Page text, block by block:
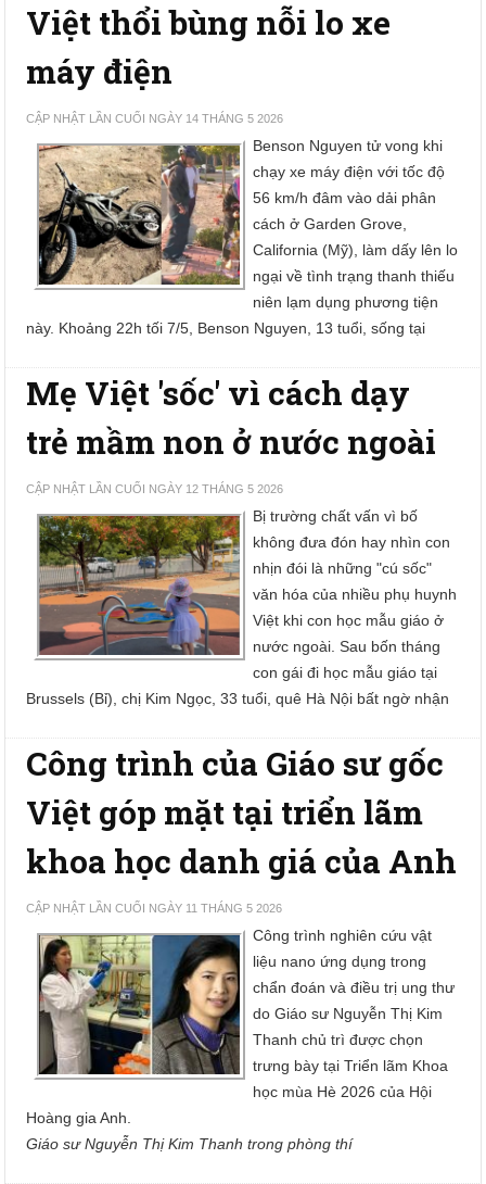
Việt thổi bùng nỗi lo xe
máy điện
CẬP NHẬT LẦN CUỐI NGÀY 14 THÁNG 5 2026
Benson Nguyen tử vong khi
chạy xe máy điện với tốc độ
56 km/h đâm vào dải phân
cách ở Garden Grove,
California (Mỹ), làm dấy lên lo
ngại về tình trạng thanh thiếu
niên lạm dụng phương tiện
này. Khoảng 22h tối 7/5, Benson Nguyen, 13 tuổi, sống tại
Mẹ Việt 'sốc' vì cách dạy
trẻ mầm non ở nước ngoài
CẬP NHẬT LẦN CUỐI NGÀY 12 THÁNG 5 2026
Bị trường chất vấn vì bố
không đưa đón hay nhìn con
nhịn đói là những "cú sốc"
văn hóa của nhiều phụ huynh
Việt khi con học mẫu giáo ở
nước ngoài. Sau bốn tháng
con gái đi học mẫu giáo tại
Brussels (Bỉ), chị Kim Ngọc, 33 tuổi, quê Hà Nội bất ngờ nhận
Công trình của Giáo sư gốc
Việt góp mặt tại triển lãm
khoa học danh giá của Anh
CẬP NHẬT LẦN CUỐI NGÀY 11 THÁNG 5 2026
Công trình nghiên cứu vật
liệu nano ứng dụng trong
chẩn đoán và điều trị ung thư
do Giáo sư Nguyễn Thị Kim
Thanh chủ trì được chọn
trưng bày tại Triển lãm Khoa
học mùa Hè 2026 của Hội
Hoàng gia Anh.
Giáo sư Nguyễn Thị Kim Thanh trong phòng thí